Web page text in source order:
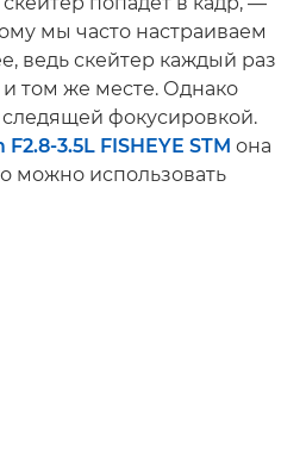
мы часто настраиваем
ведь скейтер каждый раз
том же месте. Однако
фокусировкой.
3.5L FISHEYE STM она
можно использовать